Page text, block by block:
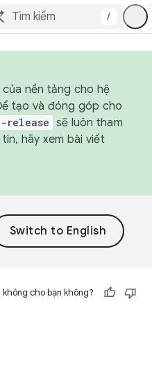
/
nền tảng cho hệ
tạo và đóng góp cho
release sẽ luôn tham
hãy xem bài viết
cho bạn không?